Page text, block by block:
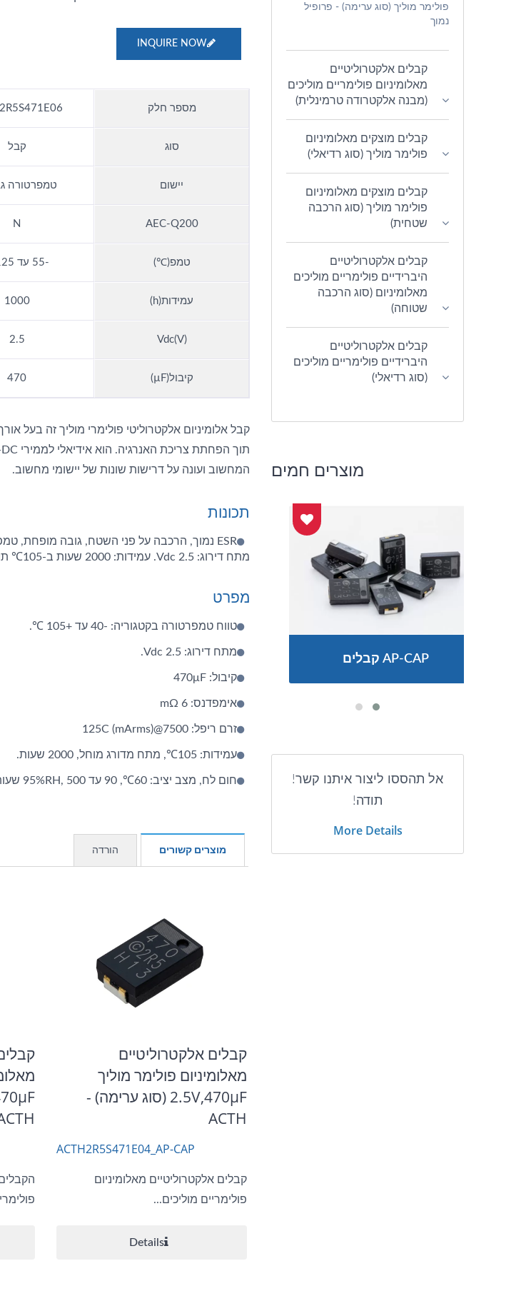
INQUIRE NOW
מספר חלק
סוג קבל
יישום טמפרטורה
AEC-Q200
N
טמפ(℃) -55 עד 125℃
עמידות(h) 1000
Vdc(V)
2.5
קיבול(µF) 470
קבל אלומיניום אלקטרוליטי פולימרי מוליך זה בעל
המחשוב ועונה על דרישות שונות של יישומי מחשוב.
תכונות
מתח דירוג: 2.5 Vdc. עמידות: 2000 שעות ב-105℃ תואם RoHS, ללא הלוגן
מפרט
טווח טמפרטורה בקטגוריה: -40 עד +105 ℃.
מתח דירוג: 2.5 Vdc.
קיבול: 470μF
אימפדנס: 6 mΩ
זרם ריפל: 7500@125C (mArms)
עמידות: 105℃, מתח מדורג מוחל, 2000 שעות.
חום לח, מצב יציב: 60℃, 90 עד 95%RH, 500 שעות.
מוצרים קשורים הורדה
קבלים אלקטרוליטיים
מאלומיניום פולימר מוליך
2.5V,470μF (סוג ערימה) -
ACTH
ACTH2R5S471E04_AP-CAP
קבלים אלקטרוליטיים מאלומיניום
פולימריים מוליכים...
Details
פולימר מוליך (סוג ערימה) - פרופיל
נמוך
קבלים אלקטרוליטיים
מאלומיניום פולימריים מוליכים
(מבנה אלקטרודה טרמינלית)
קבלים מוצקים מאלומיניום
פולימר מוליך (סוג רדיאלי)
קבלים מוצקים מאלומיניום
פולימר מוליך (סוג הרכבה
שטחית)
קבלים אלקטרוליטיים
היברידיים פולימריים מוליכים
מאלומיניום (סוג הרכבה
שטוחה)
קבלים אלקטרוליטיים
היברידיים פולימריים מוליכים
(סוג רדיאלי)
מוצרים חמים
קבלים היברידיים קבלים AP-CAP
אל תהססו ליצור איתנו קשר!
תודה!
More Details